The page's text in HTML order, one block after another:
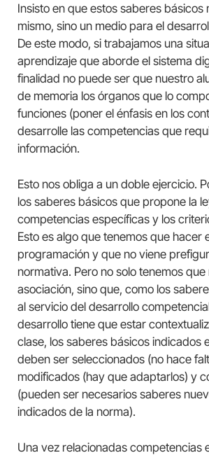
Insisto en que estos saberes básicos
mismo, sino un medio para el
De este modo, si trabajamos una
aprendizaje que aborde el sistema
finalidad no puede ser que nuestro
de memoria los órganos que lo
funciones (poner el énfasis en los
desarrolle las competencias que
información.
Esto nos obliga a un doble ejercicio.
los saberes básicos que propone la
competencias específicas y los
Esto es algo que tenemos que hacer
programación y que no viene
normativa. Pero no solo tenemos que
asociación, sino que, como los
al servicio del desarrollo
desarrollo tiene que estar
clase, los saberes básicos indicados
deben ser seleccionados (no hace
modificados (hay que adaptarlos) y
(pueden ser necesarios saberes
indicados de la norma).
Una vez relacionadas competencias